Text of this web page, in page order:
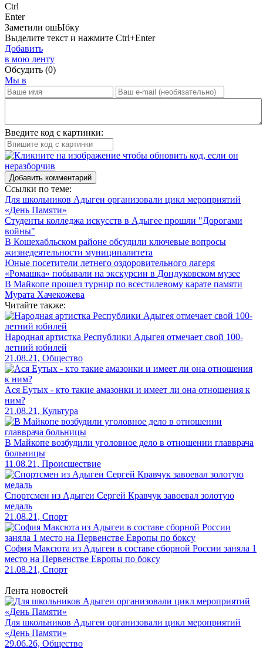
Ctrl
Enter
Заметили ошЫбку
Выделите текст и нажмите Ctrl+Enter
Добавить
в мою ленту
Обсудить (0)
Мы в
Введите код с картинки:
Добавить комментарий
Ссылки по теме:
Для школьников Адыгеи организовали цикл мероприятий
«День Памяти»
Студенты колледжа искусств в Адыгее прошли "Дорогами
войны"
В Кошехабльском районе обсудили ключевые вопросы
жизнедеятельности муниципалитета
Юные посетители летнего оздоровительного лагеря
«Ромашка» побывали на экскурсии в Дондуковском музее
В Майкопе прошел турнир по всестилевому карате памяти
Мурата Хачекожева
Читайте также:
Народная артистка Республики Адыгея отмечает свой 100-
летний юбилей
21.08.21, Общество
Ася Еутых - кто такие амазонки и имеет ли она отношения к
ним?
21.08.21, Культура
В Майкопе возбудили уголовное дело в отношении главврача
больницы
11.08.21, Происшествие
Спортсмен из Адыгеи Сергей Кравчук завоевал золотую
медаль
21.08.21, Спорт
София Максюта из Адыгеи в составе сборной России заняла 1
место на Первенстве Европы по боксу
21.08.21, Спорт
Лента новостей
Для школьников Адыгеи организовали цикл мероприятий
«День Памяти»
29.06.26, Общество